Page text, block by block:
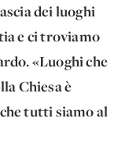
dei luoghi
e ci troviamo
«Luoghi che
Chiesa è
tutti siamo al